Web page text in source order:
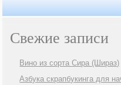
Свежие записи
Вино из сорта Сира (Шираз)
Азбука скрапбукинга для